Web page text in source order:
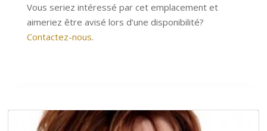
Vous seriez intéressé par cet emplacement et
aimeriez être avisé lors d’une disponibilité?
Contactez-nous.